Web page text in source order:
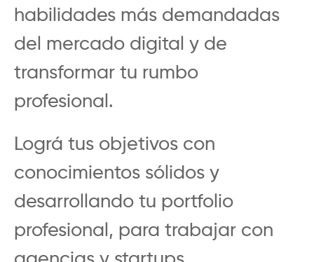
habilidades más demandadas
del mercado digital y de
transformar tu rumbo
profesional.
Lográ tus objetivos con
conocimientos sólidos y
desarrollando tu portfolio
profesional, para trabajar con